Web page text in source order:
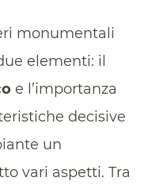
monumentali
elementi: il
e l’importanza
decisive
un
vari aspetti. Tra